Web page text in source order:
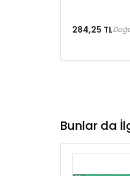
284,25 TL
Bunlar da